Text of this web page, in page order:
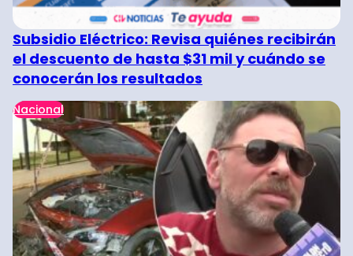
Subsidio Eléctrico: Revisa quiénes recibirán
el descuento de hasta $31 mil y cuándo se
conocerán los resultados
Nacional